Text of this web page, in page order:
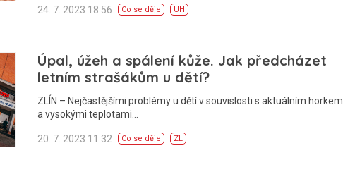
24. 7. 2023 18:56 Co se děje UH
Úpal, úžeh a spálení kůže. Jak předcházet
letním strašákům u dětí?
ZLÍN – Nejčastějšími problémy u dětí v souvislosti s aktuálním horkem
a vysokými teplotami…
20. 7. 2023 11:32 Co se děje ZL